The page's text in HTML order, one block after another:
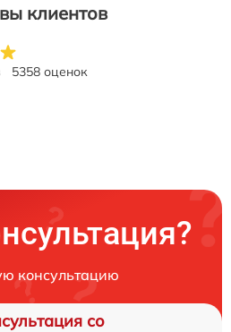
клиентов
5358 оценок
консультацию
со